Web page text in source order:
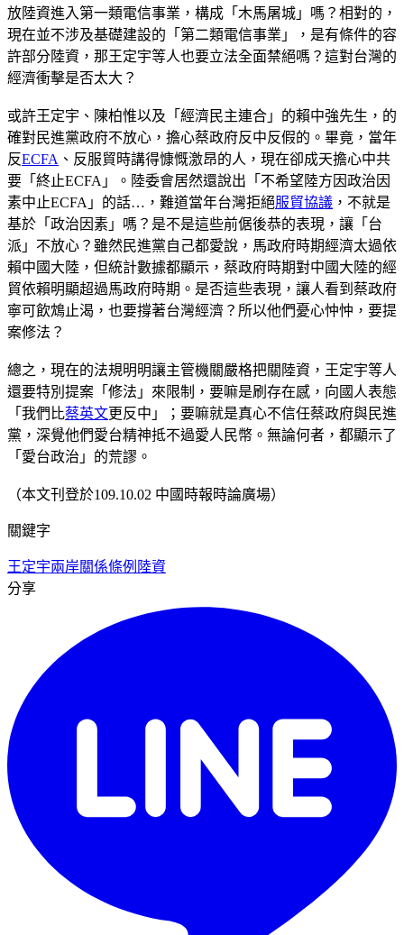
放陸資進入第一類電信事業，構成「木馬屠城」嗎？相對的，
現在並不涉及基礎建設的「第二類電信事業」，是有條件的容
許部分陸資，那王定宇等人也要立法全面禁絕嗎？這對台灣的
經濟衝擊是否太大？
或許王定宇、陳柏惟以及「經濟民主連合」的賴中強先生，的
確對民進黨政府不放心，擔心蔡政府反中反假的。畢竟，當年
反ECFA 、反服貿時講得慷慨激昂的人，現在卻成天擔心中共
要「終止ECFA」。陸委會居然還說出「不希望陸方因政治因
素中止ECFA」的話…，難道當年台灣拒絕服貿協議 ，不就是
基於「政治因素」嗎？是不是這些前倨後恭的表現，讓「台
派」不放心？雖然民進黨自己都愛說，馬政府時期經濟太過依
賴中國大陸，但統計數據都顯示，蔡政府時期對中國大陸的經
貿依賴明顯超過馬政府時期。是否這些表現，讓人看到蔡政府
寧可飲鴆止渴，也要撐著台灣經濟？所以他們憂心忡忡，要提
案修法？
總之，現在的法規明明讓主管機關嚴格把關陸資，王定宇等人
還要特別提案「修法」來限制，要嘛是刷存在感，向國人表態
「我們比蔡英文更反中」；要嘛就是真心不信任蔡政府與民進
黨，深覺他們愛台精神抵不過愛人民幣。無論何者，都顯示了
「愛台政治」的荒謬。
（本文刊登於109.10.02 中國時報時論廣場）
關鍵字
王定宇兩岸關係條例 陸資
分享